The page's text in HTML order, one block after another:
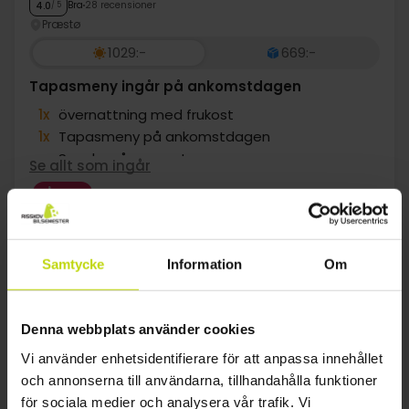
Samtycke Information Om
Denna webbplats använder cookies
Vi använder enhetsidentifierare för att anpassa innehållet
och annonserna till användarna, tillhandahålla funktioner
för sociala medier och analysera vår trafik. Vi
4.0/ 5 Bra 28 recensioner
Præstø
1029:-
669:-
Tapasmeny ingår på ankomstdagen
1x övernattning med frukost
1x Tapasmeny på ankomstdagen
∞
Snacks på rummet
1x 1 fl. bubbel på rummet (att dela)
∞
Se allt som ingår
FÅ KVAR
aug 1029:- okt
Se mer
1